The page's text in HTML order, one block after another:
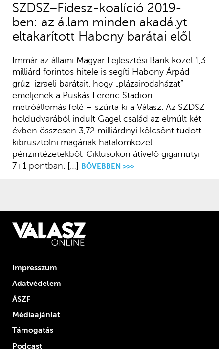
SZDSZ–Fidesz-koalíció 2019-
ben: az állam minden akadályt
eltakarított Habony barátai elől
Immár az állami Magyar Fejlesztési Bank közel 1,3
milliárd forintos hitele is segíti Habony Árpád
grúz-izraeli barátait, hogy „plázairodaházat”
emeljenek a Puskás Ferenc Stadion
metróállomás fölé – szúrta ki a Válasz. Az SZDSZ
holdudvarából indult Gagel család az elmúlt két
évben összesen 3,72 milliárdnyi kölcsönt tudott
kibrusztolni magának hatalomközeli
pénzintézetekből. Ciklusokon átívelő gigamutyi
7+1 pontban. […] BŐVEBBEN >>>
Impresszum
Adatvédelem
ÁSZF
Médiaajánlat
Támogatás
Podcast